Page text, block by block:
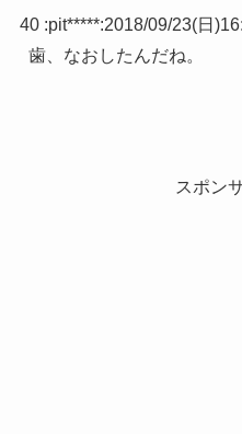
40 :pit*****:2018/09/23(日
歯、なおしたんだね。
スポン